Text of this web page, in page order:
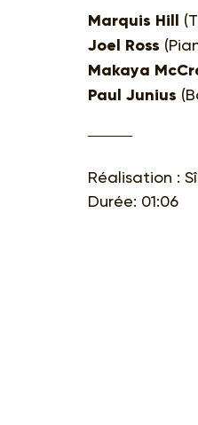
Marquis Hill
Joel Ross
Makaya
Paul Junius
Réalisation :
Durée: 01:06